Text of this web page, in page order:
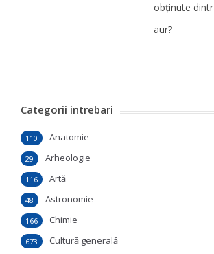
obținute
aur?
Categorii intrebari
Anatomie
110
Arheologie
29
Artă
116
Astronomie
48
Chimie
166
Cultură generală
673